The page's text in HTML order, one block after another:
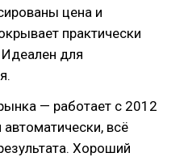
цена и
практически
для
— работает с 2012
автоматически, всё
Хороший